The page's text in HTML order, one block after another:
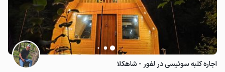
اجاره کلبه سوئیسی در لفور - شاهکلا